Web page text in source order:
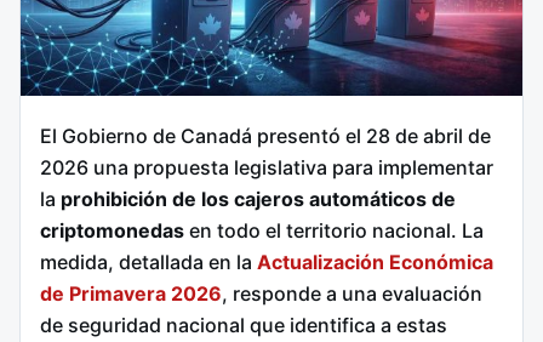
El Gobierno de Canadá presentó el 28 de abril de
2026 una propuesta legislativa para implementar
la prohibición de los cajeros automáticos de
criptomonedas en todo el territorio nacional. La
medida, detallada en la Actualización Económica
de Primavera 2026, responde a una evaluación
de seguridad nacional que identifica a estas